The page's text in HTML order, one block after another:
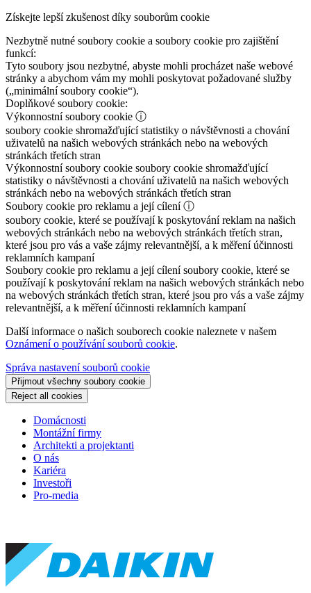
Získejte lepší zkušenost díky souborům cookie
Nezbytně nutné soubory cookie a soubory cookie pro zajištění
funkcí:
Tyto soubory jsou nezbytné, abyste mohli procházet naše webové
stránky a abychom vám my mohli poskytovat požadované služby
(„minimální soubory cookie“).
Doplňkové soubory cookie:
Výkonnostní soubory cookie ⓘ
soubory cookie shromažďující statistiky o návštěvnosti a chování
uživatelů na našich webových stránkách nebo na webových
stránkách třetích stran
Výkonnostní soubory cookie soubory cookie shromažďující
statistiky o návštěvnosti a chování uživatelů na našich webových
stránkách nebo na webových stránkách třetích stran
Soubory cookie pro reklamu a její cílení ⓘ
soubory cookie, které se používají k poskytování reklam na našich
webových stránkách nebo na webových stránkách třetích stran,
které jsou pro vás a vaše zájmy relevantnější, a k měření účinnosti
reklamních kampaní
Soubory cookie pro reklamu a její cílenísoubory cookie, které se
používají k poskytování reklam na našich webových stránkách nebo
na webových stránkách třetích stran, které jsou pro vás a vaše zájmy
relevantnější, a k měření účinnosti reklamních kampaní
Další informace o našich souborech cookie naleznete v našem
Oznámení o používání souborů cookie.
Správa nastavení souborů cookie
Přijmout všechny soubory cookie
Reject all cookies
Domácnosti
Montážní firmy
Architekti a projektanti
O nás
Kariéra
Investoři
Pro-media